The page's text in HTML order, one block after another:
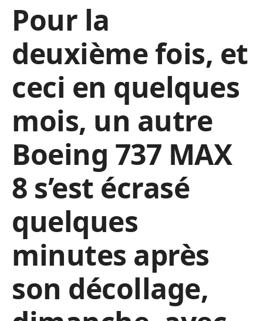
Pour la
deuxième fois, et
ceci en quelques
mois, un autre
Boeing 737 MAX
8 s’est écrasé
quelques
minutes après
son décollage,